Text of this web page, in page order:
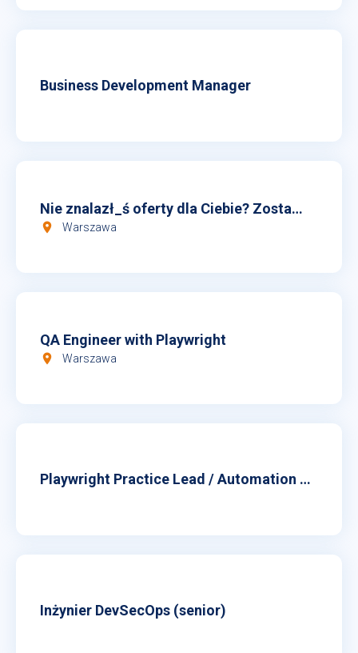
Business Development Manager
Nie znalazł_ś oferty dla Ciebie? Zostaw nam swoje CV
room Warszawa
QA Engineer with Playwright
room Warszawa
Playwright Practice Lead / Automation Solutions Architect
Inżynier DevSecOps (senior)